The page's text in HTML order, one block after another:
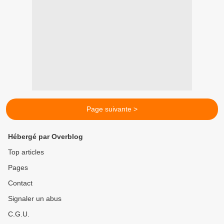
Page suivante >
Hébergé par Overblog
Top articles
Pages
Contact
Signaler un abus
C.G.U.